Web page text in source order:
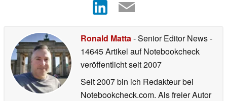
Ronald Matta- Senior Editor News-
14645 Artikel auf Notebookcheck
veröffentlichtseit 2007
Seit 2007 bin ich Redakteur bei
Notebookcheck.com. Als freier Autor